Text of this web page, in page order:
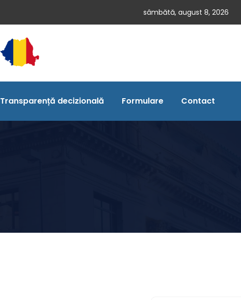
sâmbătă, august 8, 2026
Transparență decizională Formulare Contact